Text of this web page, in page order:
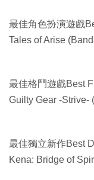
最佳角色扮演遊戲
Tales of Arise
最佳格鬥遊戲Best
Guilty Gear -Strive-
最佳獨立新作Best
Kena: Bridge of